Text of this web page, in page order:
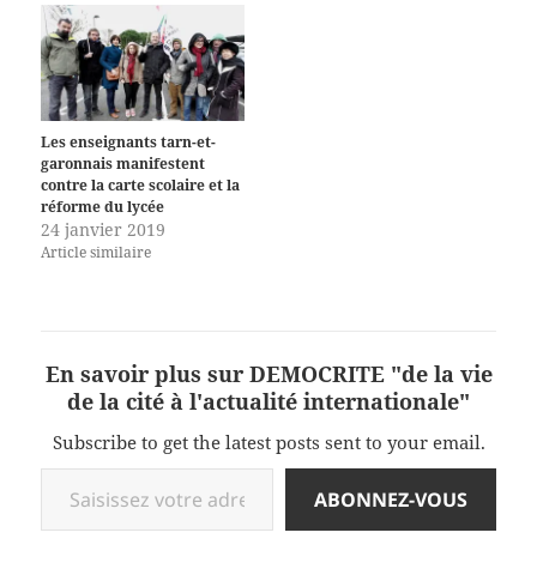
Les enseignants tarn-et-
garonnais manifestent
contre la carte scolaire et la
réforme du lycée
24 janvier 2019
Article similaire
En savoir plus sur DEMOCRITE "de la vie
de la cité à l'actualité internationale"
Subscribe to get the latest posts sent to your email.
Saisissez votre adresse e-mail…
ABONNEZ-VOUS